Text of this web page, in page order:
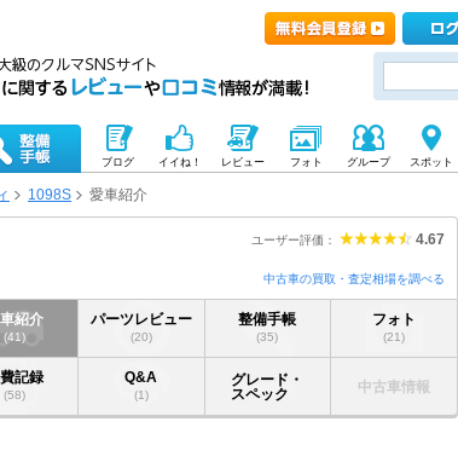
ブログ イイね！ レビュー フォト グループ スポット
1098S 愛車紹介
ユーザー評価： 4.67
中古車の買取・査定相場を調べる
紹介
(41)
パーツレビュー
(20)
整備手帳
(35)
フォト
(21)
記録
(58)
Q&A
(1)
グレード・
スペック
中古車情報